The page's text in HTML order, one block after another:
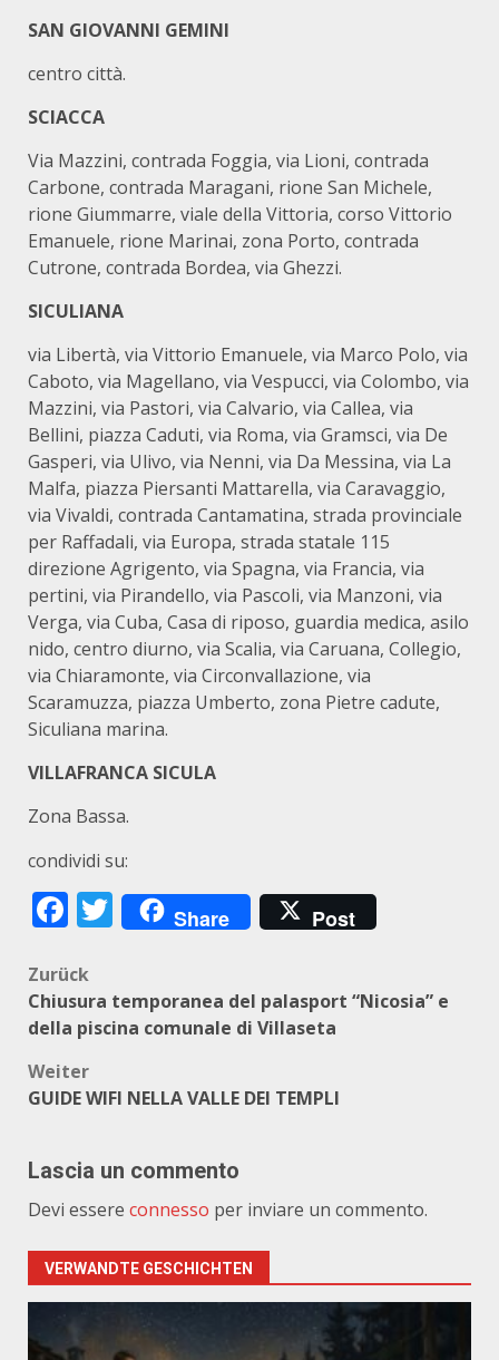
SAN GIOVANNI GEMINI
centro città.
SCIACCA
Via Mazzini, contrada Foggia, via Lioni, contrada
Carbone, contrada Maragani, rione San Michele,
rione Giummarre, viale della Vittoria, corso Vittorio
Emanuele, rione Marinai, zona Porto, contrada
Cutrone, contrada Bordea, via Ghezzi.
SICULIANA
via Libertà, via Vittorio Emanuele, via Marco Polo, via
Caboto, via Magellano, via Vespucci, via Colombo, via
Mazzini, via Pastori, via Calvario, via Callea, via
Bellini, piazza Caduti, via Roma, via Gramsci, via De
Gasperi, via Ulivo, via Nenni, via Da Messina, via La
Malfa, piazza Piersanti Mattarella, via Caravaggio,
via Vivaldi, contrada Cantamatina, strada provinciale
per Raffadali, via Europa, strada statale 115
direzione Agrigento, via Spagna, via Francia, via
pertini, via Pirandello, via Pascoli, via Manzoni, via
Verga, via Cuba, Casa di riposo, guardia medica, asilo
nido, centro diurno, via Scalia, via Caruana, Collegio,
via Chiaramonte, via Circonvallazione, via
Scaramuzza, piazza Umberto, zona Pietre cadute,
Siculiana marina.
VILLAFRANCA SICULA
Zona Bassa.
condividi su:
Facebook
Twitter
Share Post
Beitragsnavigation
Zurück
Chiusura temporanea del palasport “Nicosia” e
della piscina comunale di Villaseta
Weiter
GUIDE WIFI NELLA VALLE DEI TEMPLI
Lascia un commento
Devi essere connesso per inviare un commento.
VERWANDTE GESCHICHTEN